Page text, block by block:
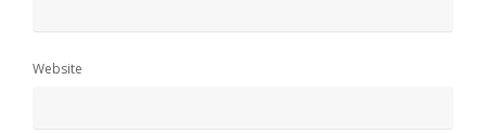
Website